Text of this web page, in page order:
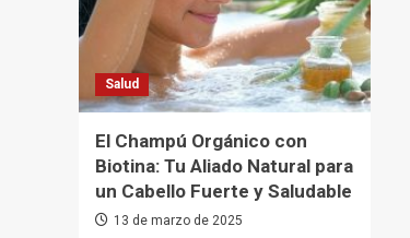
Salud
El Champú Orgánico con
Biotina: Tu Aliado Natural para
un Cabello Fuerte y Saludable
13 de marzo de 2025